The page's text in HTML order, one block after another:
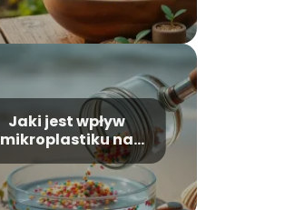
Jaki jest wpływ
mikroplastiku na
zdrowie człowieka i
zwierząt?